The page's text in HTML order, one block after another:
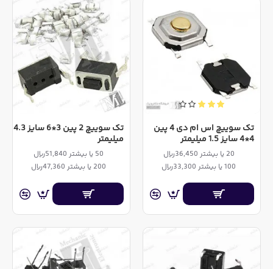
تک سوییچ اس ام دی 4 پین
4*4 سایز 1.5 میلیمتر
20 یا بیشتر 36,450ریال
100 یا بیشتر 33,300ریال
تک سوییچ 2 پین 3*6 سایز 4.3
میلیمتر
50 یا بیشتر 51,840ریال
200 یا بیشتر 47,360ریال